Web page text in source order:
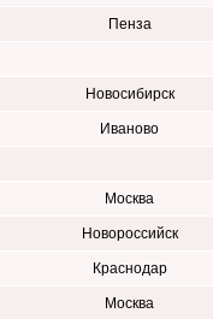
Пенза
Новосибирск
Иваново
Москва
Новороссийск
Краснодар
Москва